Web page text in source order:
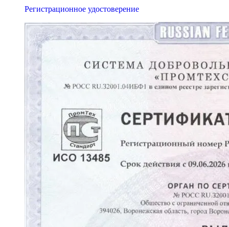
Регистрационное удостоверение